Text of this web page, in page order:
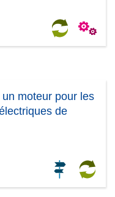
moteur pour les
de